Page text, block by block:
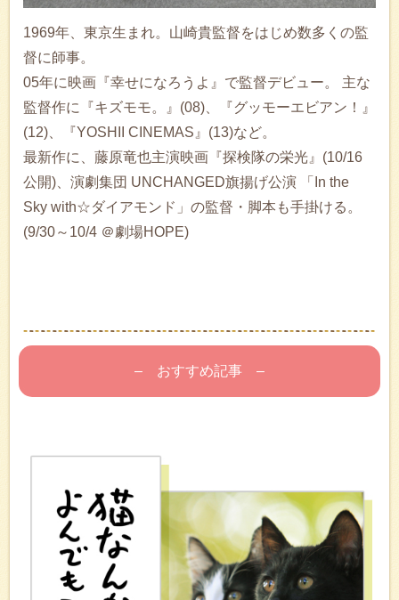
1969年、東京生まれ。山崎貴監督をはじめ数多くの監
督に師事。
05年に映画『幸せになろうよ』で監督デビュー。 主な
監督作に『キズモモ。』(08)、『グッモーエビアン！』
(12)、『YOSHII CINEMAS』(13)など。
最新作に、藤原竜也主演映画『探検隊の栄光』(10/16
公開)、演劇集団 UNCHANGED旗揚げ公演 「In the
Sky with☆ダイアモンド」の監督・脚本も手掛ける。
(9/30～10/4 ＠劇場HOPE)
– おすすめ記事 –